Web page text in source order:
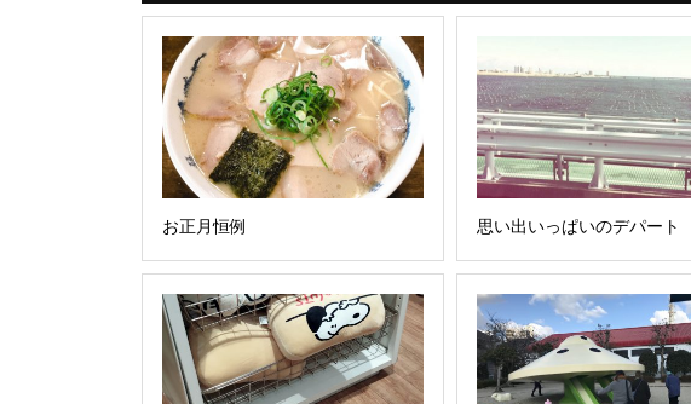
お正月恒例 思い出いっぱいのデパート